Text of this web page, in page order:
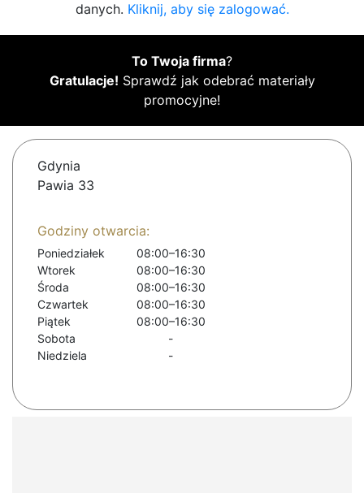
danych. Kliknij, aby się zalogować.
To Twoja firma?
Gratulacje! Sprawdź jak odebrać materiały
promocyjne!
Gdynia
Pawia 33
Godziny otwarcia:
Poniedziałek
08:00–16:30
Wtorek
08:00–16:30
Środa
08:00–16:30
Czwartek
08:00–16:30
Piątek
08:00–16:30
Sobota
-
Niedziela
-